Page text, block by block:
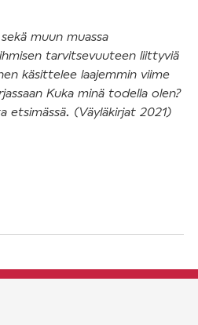
muun muassa
tarvitsevuuteen liittyviä
käsittelee laajemmin viime
Kuka minä todella olen?
etsimässä. (Väyläkirjat 2021)